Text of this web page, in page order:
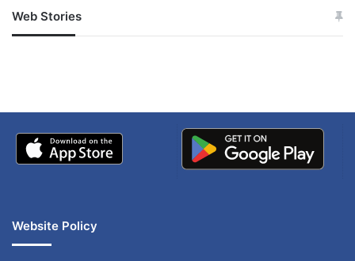
वृषभ राशि (Taurus)
नए विचार कारगर रहेंगे। साझेदारी से लाभ संभव है। घरेलू
तनाव को बातचीत से सुलझाएं। प्रेम संबंधों में आपसी समझ
बढ़ेगी। स्वास्थ्य ठीक रहेगा।
शुभ रंग:
Web Stories
जम्मू-कश्मीर में बारिश से
अपडेट
खाई में धक्का… आरोपियों ने
Website Policy